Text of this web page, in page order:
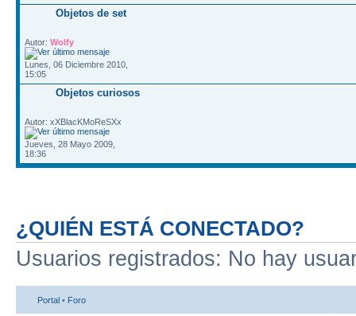
Objetos de set
Autor: Wolfy
Lunes, 06 Diciembre 2010,
15:05
Objetos curiosos
Autor: xXBlacKMoReSXx
Jueves, 28 Mayo 2009,
18:36
¿QUIÉN ESTÁ CONECTADO?
Usuarios registrados: No hay
Portal • Foro